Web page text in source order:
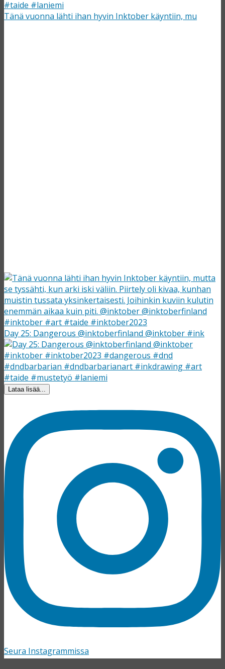
Tänä vuonna lähti ihan hyvin Inktober käyntiin, mu
Day 25: Dangerous @inktoberfinland @inktober #ink
Lataa lisää...
Seura Instagrammissa